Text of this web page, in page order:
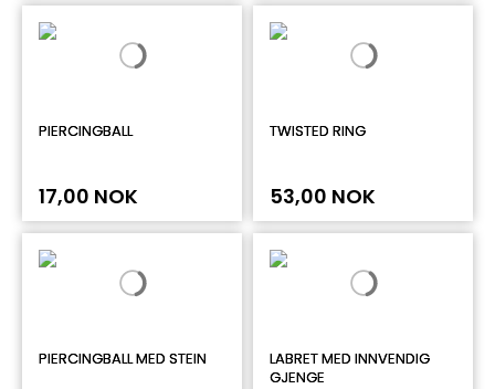
PIERCINGBALL
17,00 NOK
TWISTED RING
53,00 NOK
PIERCINGBALL MED STEIN
LABRET MED INNVENDIG
GJENGE